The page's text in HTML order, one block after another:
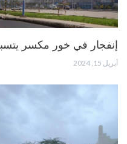
إنفجار في خور مكسر
أبريل 15, 2024